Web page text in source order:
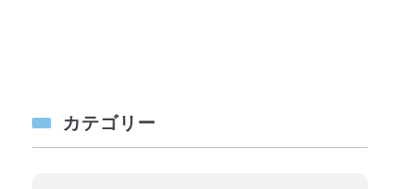
カテゴリー